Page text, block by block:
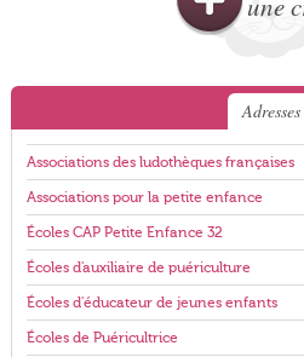
Adresses
Associations des ludothèques françaises
Associations pour la petite enfance
Écoles CAP Petite Enfance 32
Écoles d'auxiliaire de puériculture
Écoles d'éducateur de jeunes enfants
Écoles de Puéricultrice